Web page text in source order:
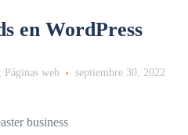
en WordPress
, Páginas web septiembre 30, 2022